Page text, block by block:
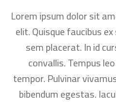
Lorem ipsum dolor sit
elit. Quisque faucibus
sem placerat. In id
convallis. Tempus
tempor. Pulvinar
bibendum egestas.